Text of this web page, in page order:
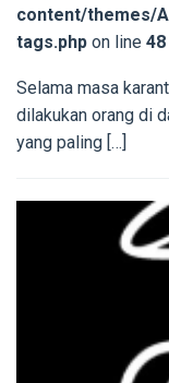
content/themes/
tags.php on line 48
Selama masa
dilakukan orang di
yang paling […]